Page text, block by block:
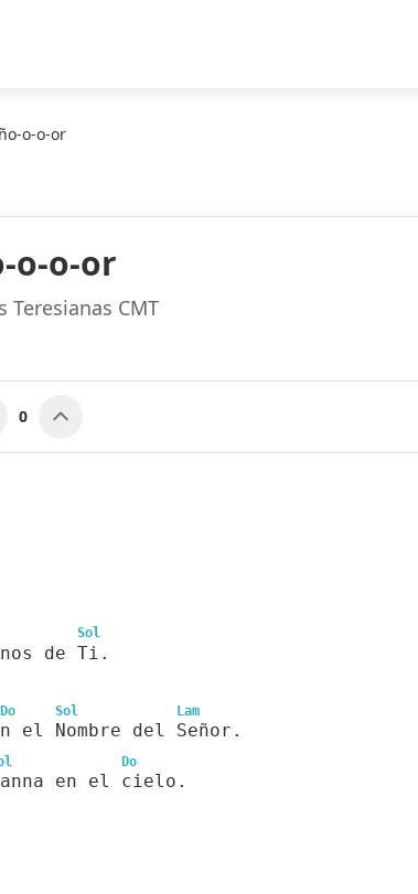
o-o-or
o-o-or
CMT
0
Sol
de Ti.
Do Sol Lam
el Nombre del Señor.
Do
en el cielo.